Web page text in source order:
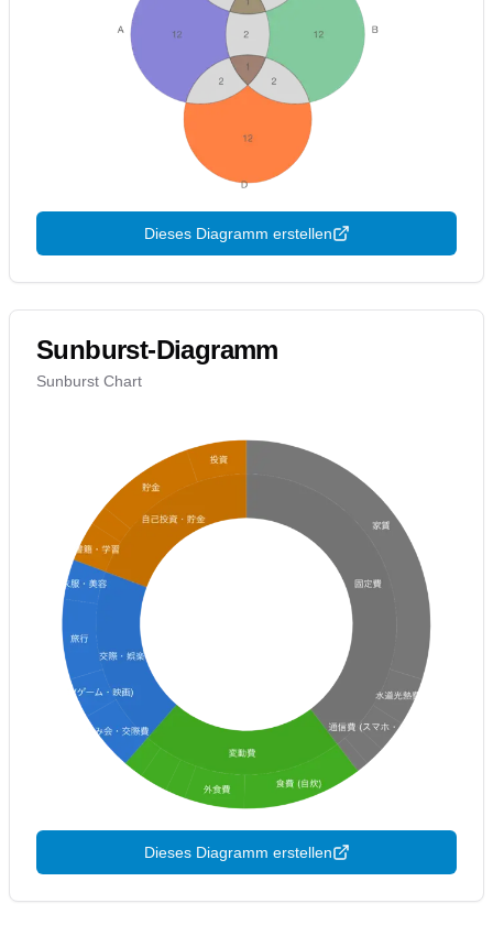
Dieses Diagramm erstellen
Sunburst-Diagramm
Sunburst Chart
Dieses Diagramm erstellen